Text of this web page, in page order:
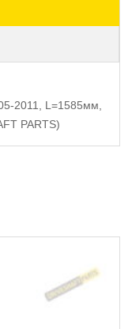
2011, L=1585мм,
PARTS)